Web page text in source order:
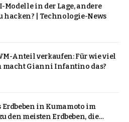
Modelle in der Lage, andere
hacken? | Technologie-News
Anteil verkaufen: Für wie viel
macht Gianni Infantino das?
Erdbeben in Kumamoto im
den meisten Erdbeben, die